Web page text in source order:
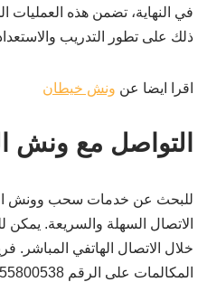
في النهاية، تضمن هذه العمليات
ذلك على تطور التدريب
اقرا ايضا عن ونش خيطان
التواصل مع ونش
للبحث عن خدمات سحب وونش
الاتصال السهلة والسريعة.
خلال الاتصال الهاتفي المباشر.